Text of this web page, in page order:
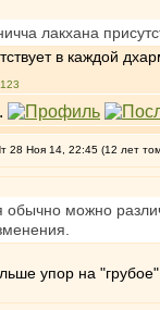
лакхана
в каждой
28 Ноя 14, 22:45 (12 лет
обычно можно
упор на